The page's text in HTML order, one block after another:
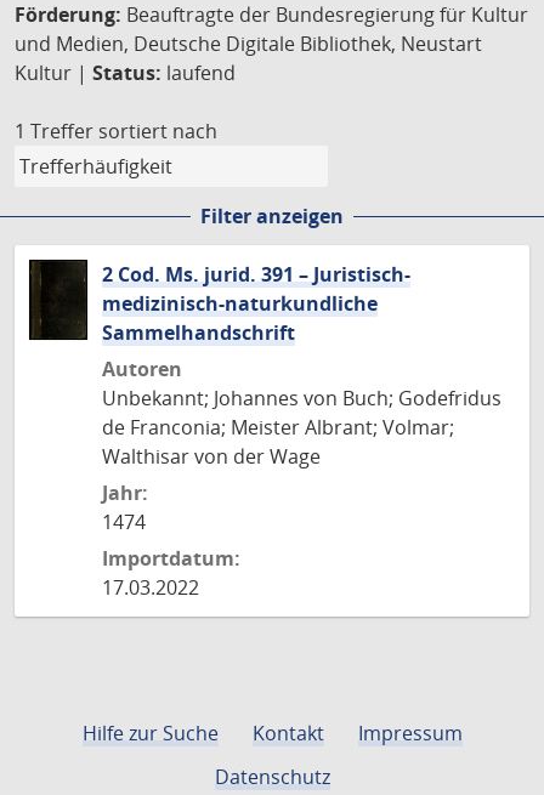
Förderung: Beauftragte der Bundesregierung für Kultur
und Medien, Deutsche Digitale Bibliothek, Neustart
Kultur | Status: laufend
1 Treffer sortiert nach
Filter anzeigen
2 Cod. Ms. jurid. 391 – Juristisch-
medizinisch-naturkundliche
Sammelhandschrift
Autoren
Unbekannt; Johannes von Buch; Godefridus
de Franconia; Meister Albrant; Volmar;
Walthisar von der Wage
Jahr:
1474
Importdatum:
17.03.2022
Hilfe zur Suche Kontakt
Impressum
Datenschutz